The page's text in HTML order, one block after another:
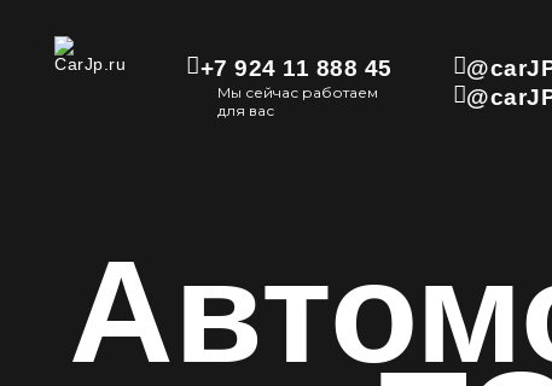
+7 924 11 888 45
Мы сейчас работаем
для вас